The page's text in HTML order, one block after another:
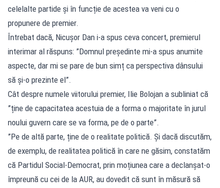
celelalte partide și în funcție de acestea va veni cu o
propunere de premier.
Întrebat dacă, Nicușor Dan i-a spus ceva concert, premierul
interimar al răspuns: ”Domnul președinte mi-a spus anumite
aspecte, dar mi se pare de bun simț ca perspectiva dânsului
să și-o prezinte el”.
Cât despre numele viitorului premier, Ilie Bolojan a subliniat că
”ține de capacitatea acestuia de a forma o majoritate în jurul
noului guvern care se va forma, pe de o parte”.
”Pe de altă parte, ține de o realitate politică. Și dacă discutăm,
de exemplu, de realitatea politică în care ne găsim, constatăm
că Partidul Social-Democrat, prin moțiunea care a declanșat-o
împreună cu cei de la AUR, au dovedit că sunt în măsură să